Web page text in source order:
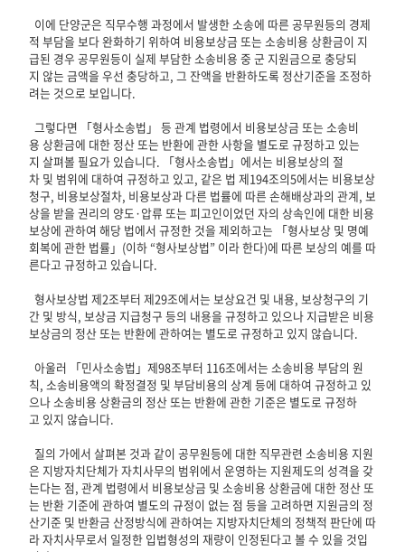
이에 단양군은 직무수행 과정에서 발생한 소송에 따른 공무원등의 경제
적 부담을 보다 완화하기 위하여 비용보상금 또는 소송비용 상환금이 지
급된 경우 공무원등이 실제 부담한 소송비용 중 군 지원금으로 충당되
지 않는 금액을 우선 충당하고, 그 잔액을 반환하도록 정산기준을 조정하
려는 것으로 보입니다.
그렇다면 「형사소송법」 등 관계 법령에서 비용보상금 또는 소송비
용 상환금에 대한 정산 또는 반환에 관한 사항을 별도로 규정하고 있는
지 살펴볼 필요가 있습니다. 「형사소송법」에서는 비용보상의 절
차 및 범위에 대하여 규정하고 있고, 같은 법 제194조의5에서는 비용보상
청구, 비용보상절차, 비용보상과 다른 법률에 따른 손해배상과의 관계, 보
상을 받을 권리의 양도·압류 또는 피고인이었던 자의 상속인에 대한 비용
보상에 관하여 해당 법에서 규정한 것을 제외하고는 「형사보상 및 명예
회복에 관한 법률」(이하 “형사보상법” 이라 한다)에 따른 보상의 예를 따
른다고 규정하고 있습니다.
형사보상법 제2조부터 제29조에서는 보상요건 및 내용, 보상청구의 기
간 및 방식, 보상금 지급청구 등의 내용을 규정하고 있으나 지급받은 비용
보상금의 정산 또는 반환에 관하여는 별도로 규정하고 있지 않습니다.
아울러 「민사소송법」제98조부터 116조에서는 소송비용 부담의 원
칙, 소송비용액의 확정결정 및 부담비용의 상계 등에 대하여 규정하고 있
으나 소송비용 상환금의 정산 또는 반환에 관한 기준은 별도로 규정하
고 있지 않습니다.
질의 가에서 살펴본 것과 같이 공무원등에 대한 직무관련 소송비용 지원
은 지방자치단체가 자치사무의 범위에서 운영하는 지원제도의 성격을 갖
는다는 점, 관계 법령에서 비용보상금 및 소송비용 상환금에 대한 정산 또
는 반환 기준에 관하여 별도의 규정이 없는 점 등을 고려하면 지원금의 정
산기준 및 반환금 산정방식에 관하여는 지방자치단체의 정책적 판단에 따
라 자치사무로서 일정한 입법형성의 재량이 인정된다고 볼 수 있을 것입